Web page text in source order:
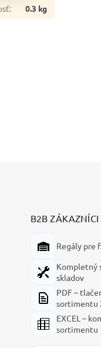
: 0.3 kg
B2B ZÁKAZNÍCI
Regály pre
Kompletný
skladov
PDF –
sortimentu
EXCEL –
sortimentu